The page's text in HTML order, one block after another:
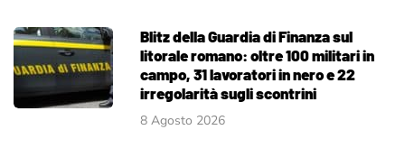
Blitz della Guardia di Finanza sul
litorale romano: oltre 100 militari in
campo, 31 lavoratori in nero e 22
irregolarità sugli scontrini
8 Agosto 2026